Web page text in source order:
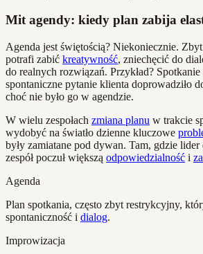
Mit agendy: kiedy plan zabija
Agenda jest świętością? Niekoniecznie.
potrafi zabić kreatywność, zniechęcić do
do realnych rozwiązań. Przykład?
spontaniczne pytanie klienta doprowadziło
choć nie było go w agendzie.
W wielu zespołach zmiana planu w trakcie
wydobyć na światło dzienne kluczowe
były zamiatane pod dywan. Tam, gdzie
zespół poczuł większą odpowiedzialność i
Agenda
Plan spotkania, często zbyt restrykcyjny,
spontaniczność i dialog.
Improwizacja